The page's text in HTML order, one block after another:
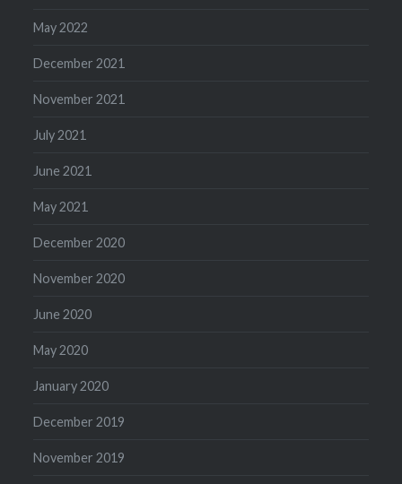
May 2022
December 2021
November 2021
July 2021
June 2021
May 2021
December 2020
November 2020
June 2020
May 2020
January 2020
December 2019
November 2019